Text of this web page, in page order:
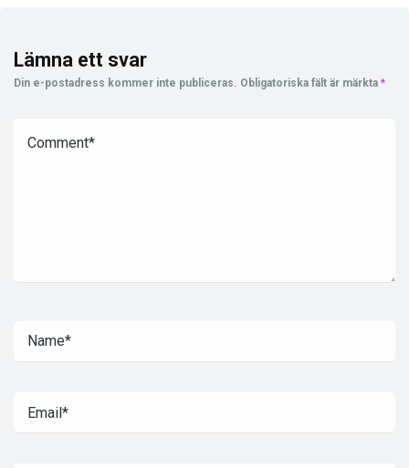
Lämna ett svar
Din e-postadress kommer inte publiceras. Obligatoriska fält är märkta *